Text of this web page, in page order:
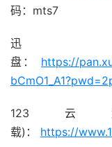
码：mts7
迅
盘： https://
123
载)： https://